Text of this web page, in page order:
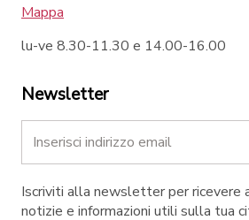
Mappa
lu-ve 8.30-11.30 e 14.00-16.00
Newsletter
Iscriviti alla newsletter per ricevere
notizie e informazioni utili sulla tua